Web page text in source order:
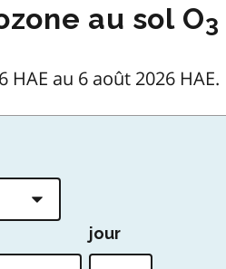
au sol O3
HAE au 6 août 2026 HAE.